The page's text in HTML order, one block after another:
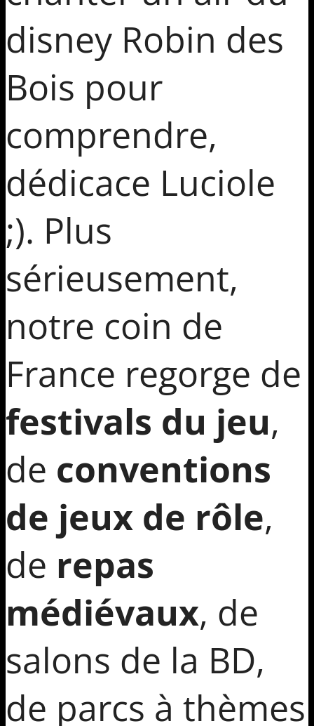
disney Robin des
Bois pour
comprendre,
dédicace Luciole
;). Plus
sérieusement,
notre coin de
France regorge de
festivals du jeu,
de conventions
de jeux de rôle,
de repas
médiévaux, de
salons de la BD,
de parcs à thèmes